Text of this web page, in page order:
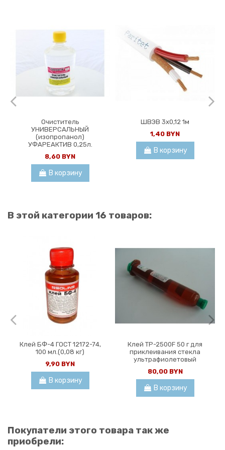
Очиститель
УНИВЕРСАЛЬНЫЙ
(изопропанол)
УФАРЕАКТИВ 0,25л.
8,60 BYN
В корзину
ШВЭВ 3х0,12 1м
1,40 BYN
В корзину
В этой категории 16 товаров:
Клей БФ-4 ГОСТ 12172-74,
100 мл.(0,08 кг)
9,90 BYN
В корзину
Клей TP-2500F 50 г для
приклеивания стекла
ультрафиолетовый
80,00 BYN
В корзину
Покупатели этого товара так же
приобрели: